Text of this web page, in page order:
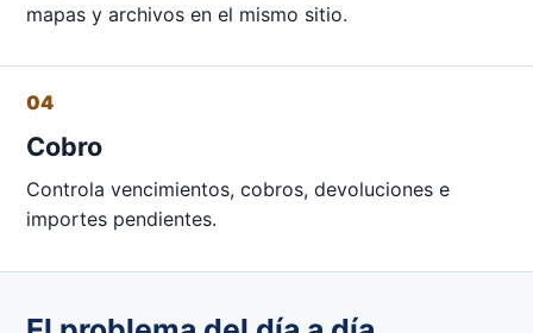
mapas y archivos en el mismo sitio.
04
Cobro
Controla vencimientos, cobros, devoluciones e
importes pendientes.